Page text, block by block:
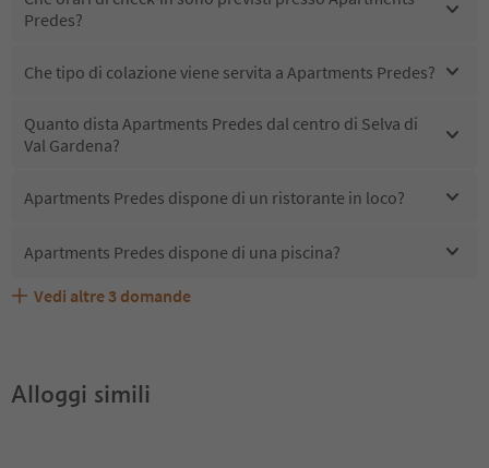
Predes?
Che tipo di colazione viene servita a Apartments Predes?
Quanto dista Apartments Predes dal centro di Selva di
Val Gardena?
Apartments Predes dispone di un ristorante in loco?
Apartments Predes dispone di una piscina?
Apartments Predes accetta animali domestici?
Quali servizi/attività sono disponibili presso Apartments
Gli ospiti di Apartments Predes ricevono l'Alto Adige
Vedi altre 3 domande
Alloggi simili